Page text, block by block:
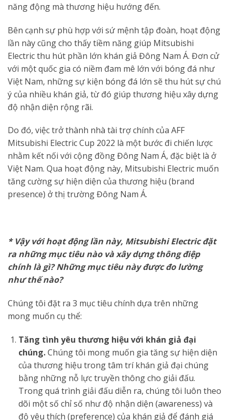
năng động mà thương hiệu hướng đến.
Bên cạnh sự phù hợp với sứ mệnh tập đoàn, hoạt động
lần này cũng cho thấy tiềm năng giúp Mitsubishi
Electric thu hút phần lớn khán giả Đông Nam Á. Đơn cử
với một quốc gia có niềm đam mê lớn với bóng đá như
Việt Nam, những sự kiện bóng đá lớn sẽ thu hút sự chú
ý của nhiều khán giả, từ đó giúp thương hiệu xây dựng
độ nhận diện rộng rãi.
Do đó, việc trở thành nhà tài trợ chính của AFF
Mitsubishi Electric Cup 2022 là một bước đi chiến lược
nhằm kết nối với cộng đồng Đông Nam Á, đặc biệt là ở
Việt Nam. Qua hoạt động này, Mitsubishi Electric muốn
tăng cường sự hiện diện của thương hiệu (brand
presence) ở thị trường Đông Nam Á.
* Vậy với hoạt động lần này, Mitsubishi Electric đặt
ra những mục tiêu nào và xây dựng thông điệp
chính là gì? Những mục tiêu này được đo lường
như thế nào?
Chúng tôi đặt ra 3 mục tiêu chính dựa trên những
mong muốn cụ thể:
Tăng tình yêu thương hiệu với khán giả đại
chúng.Chúng tôi mong muốn gia tăng sự hiện diện
của thương hiệu trong tâm trí khán giả đại chúng
bằng những nỗ lực truyền thông cho giải đấu.
Trong quá trình giải đấu diễn ra, chúng tôi luôn theo
dõi một số chỉ số như độ nhận diện (awareness) và
độ yêu thích (preference) của khán giả để đánh giá